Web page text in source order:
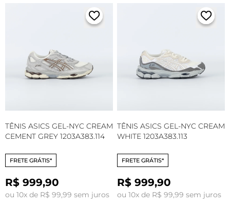
TÊNIS ASICS GEL-NYC CREAM
CEMENT GREY 1203A383.114
FRETE GRÁTIS*
R$ 999,90
ou 10x de R$ 99,99 sem juros
TÊNIS ASICS GEL-NYC CREAM
WHITE 1203A383.113
FRETE GRÁTIS*
R$ 999,90
ou 10x de R$ 99,99 sem juros